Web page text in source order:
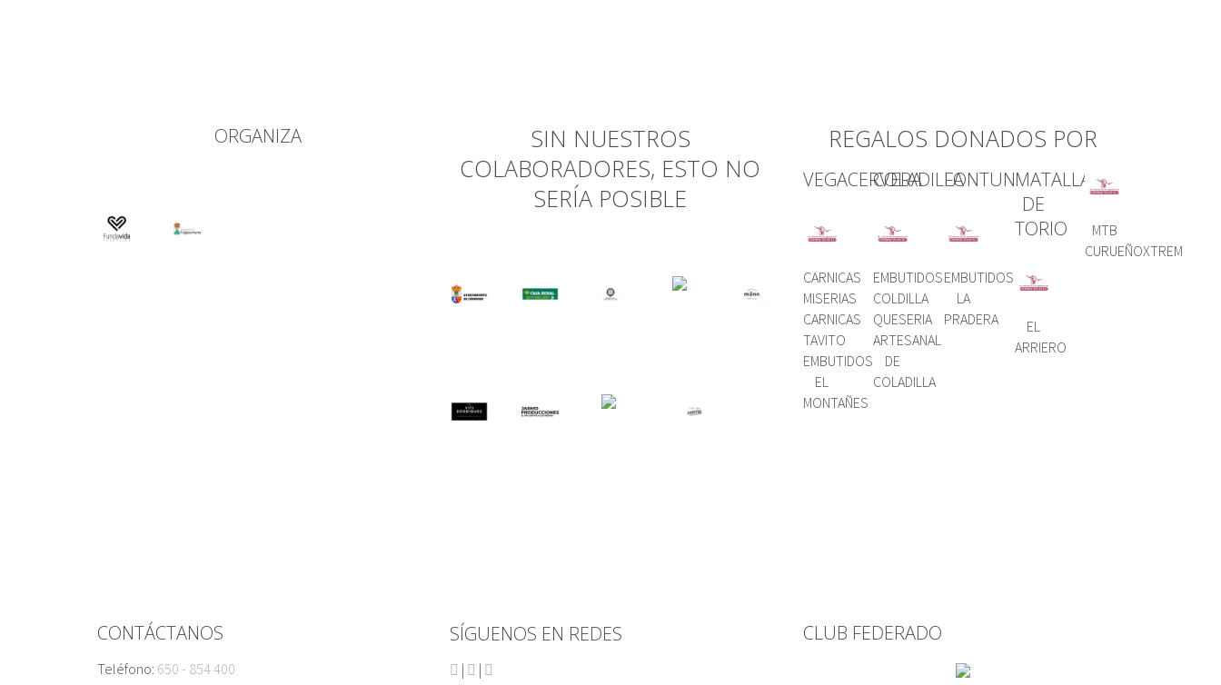
ORGANIZA
SIN NUESTROS
COLABORADORES, ESTO NO
SERÍA POSIBLE
REGALOS DONADOS POR
VEGACERVERA
CARNICAS
MISERIAS
CARNICAS
TAVITO
EMBUTIDOS
EL
MONTAÑES
COLADILLA
EMBUTIDOS
COLDILLA
QUESERIA
ARTESANAL
DE
COLADILLA
FONTUN
EMBUTIDOS
LA
PRADERA
MATALLANA
DE
TORIO
EL
ARRIERO
MTB
CURUEÑOXTREM
CONTÁCTANOS
Teléfono: 650 - 854 400
SÍGUENOS EN REDES
| |
CLUB FEDERADO